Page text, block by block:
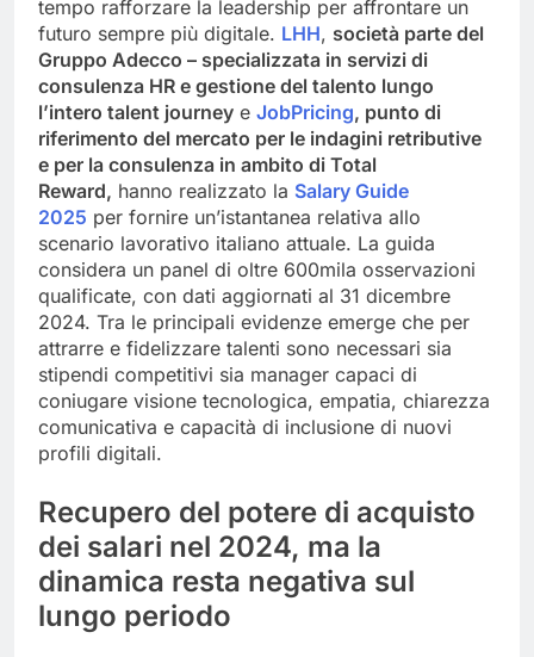
tempo rafforzare la leadership per affrontare un
futuro sempre più digitale. LHH, società parte del
Gruppo Adecco – specializzata in servizi di
consulenza HR e gestione del talento lungo
l’intero talent journey e JobPricing, punto di
riferimento del mercato per le indagini retributive
e per la consulenza in ambito di Total
Reward, hanno realizzato la Salary Guide
2025 per fornire un’istantanea relativa allo
scenario lavorativo italiano attuale. La guida
considera un panel di oltre 600mila osservazioni
qualificate, con dati aggiornati al 31 dicembre
2024. Tra le principali evidenze emerge che per
attrarre e fidelizzare talenti sono necessari sia
stipendi competitivi sia manager capaci di
coniugare visione tecnologica, empatia, chiarezza
comunicativa e capacità di inclusione di nuovi
profili digitali.
Recupero del potere di acquisto
dei salari nel 2024, ma la
dinamica resta negativa sul
lungo periodo